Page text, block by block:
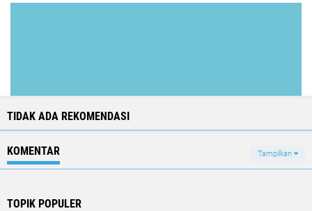
TIDAK ADA REKOMENDASI
KOMENTAR Tampilkan
TOPIK POPULER